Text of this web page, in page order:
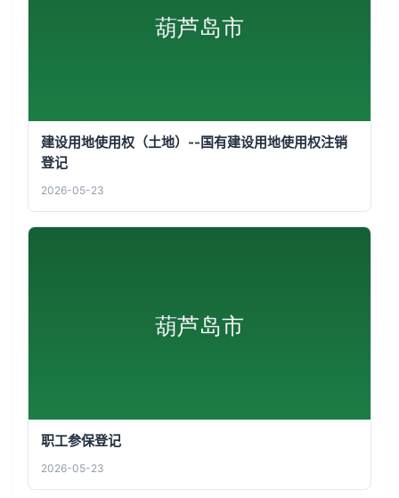
建设用地使用权（土地）--国有建设用地使用权注销
登记
2026-05-23
职工参保登记
2026-05-23